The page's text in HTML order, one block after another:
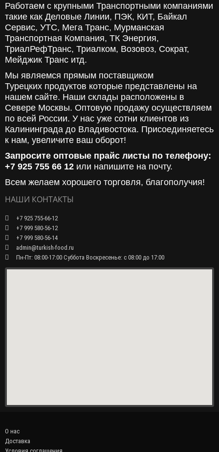
Работаем с крупными Транспортными компаниями
такие как Деловые Линии, ПЭК, КИТ, Байкал
Сервис, УТС, Мега Транс, Мурманская
Транспортная Компания, ТК Энергия,
ТриалРефТранс, Триалком, Возовоз, Сократ,
Мейджик Транс итд.
Мы являемся прямым поставщиком
Турецких продуктов которые представлены на
нашем сайте. Наши склады расположены в
Севере Москвы. Оптовую продажу осуществляем
по всей России. У нас уже сотни клиентов из
Калининграда до Владивостока. Присоединяетесь
к нам, увеличите ваш оборот!
Запросите оптовые прайс листы по телефону:
+7 925 755 66 12 или напишите на почту.
Всем желаем хорошего торговля, благополучия!
НАШИ КОНТАКТЫ
+7 925 755-66-12
+7 999 580-56-12
+7 999 580-56-14
admin@turkish-food.ru
Пн-Пт: 08:00-17:00 Суббота Воскресенье: с 08:00 до 17:00
О нас
Доставка